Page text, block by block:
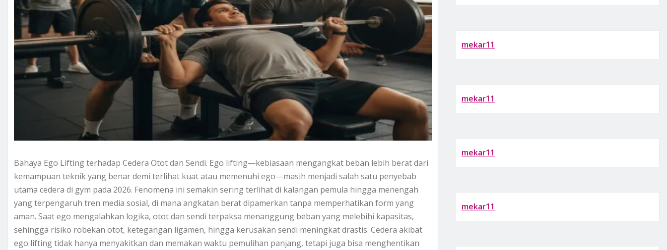
Bahaya Ego Lifting terhadap Cedera Otot dan Sendi. Ego lifting—kebiasaan mengangkat beban lebih berat dari
kemampuan teknik yang benar demi terlihat kuat atau memenuhi ego—masih menjadi salah satu penyebab
utama cedera di gym pada 2026. Fenomena ini semakin sering terlihat di kalangan pemula hingga menengah
yang terpengaruh tren media sosial, di mana angkatan berat dipamerkan tanpa memperhatikan form yang
aman. Saat ego mengalahkan logika, otot dan sendi terpaksa menanggung beban yang melebihi kapasitas,
sehingga risiko robekan otot, ketegangan ligamen, hingga kerusakan sendi meningkat drastis. Cedera akibat
ego lifting tidak hanya menyakitkan dan memakan waktu pemulihan panjang, tetapi juga bisa menghentikan
mekar11
mekar11
mekar11
mekar11